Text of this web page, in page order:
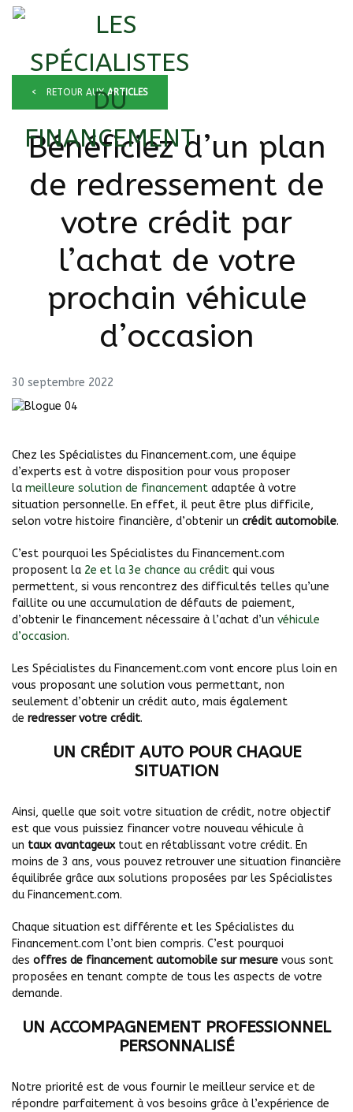
< RETOUR AUXARTICLES
Bénéficiez d’un plan
de redressement de
votre crédit par
l’achat de votre
prochain véhicule
d’occasion
30 septembre 2022
Chez les Spécialistes du Financement.com, une équipe
d’experts est à votre disposition pour vous proposer
la meilleure solution de financement adaptée à votre
situation personnelle. En effet, il peut être plus difficile,
selon votre histoire financière, d’obtenir un crédit automobile.
C’est pourquoi les Spécialistes du Financement.com
proposent la 2e et la 3e chance au crédit qui vous
permettent, si vous rencontrez des difficultés telles qu’une
faillite ou une accumulation de défauts de paiement,
d’obtenir le financement nécessaire à l’achat d’un véhicule
d’occasion.
Les Spécialistes du Financement.com vont encore plus loin en
vous proposant une solution vous permettant, non
seulement d’obtenir un crédit auto, mais également
de redresser votre crédit.
UN CRÉDIT AUTO POUR CHAQUE
SITUATION
Ainsi, quelle que soit votre situation de crédit, notre objectif
est que vous puissiez financer votre nouveau véhicule à
un taux avantageuxtout en rétablissant votre crédit. En
moins de 3 ans, vous pouvez retrouver une situation financière
équilibrée grâce aux solutions proposées par les Spécialistes
du Financement.com.
Chaque situation est différente et les Spécialistes du
Financement.com l’ont bien compris. C’est pourquoi
des offres de financement automobile sur mesure vous sont
proposées en tenant compte de tous les aspects de votre
demande.
UN ACCOMPAGNEMENT PROFESSIONNEL
PERSONNALISÉ
Notre priorité est de vous fournir le meilleur service et de
répondre parfaitement à vos besoins grâce à l’expérience de